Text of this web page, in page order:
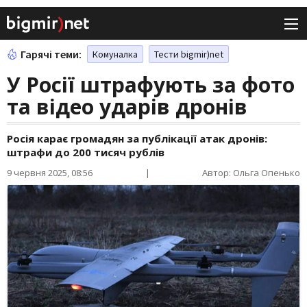
Гарячі теми: Комуналка Тести bigmir)net
У Росії штрафують за фото
та відео ударів дронів
Росія карає громадян за публікації атак дронів:
штрафи до 200 тисяч рублів
9 червня 2025, 08:56 | Автор: Ольга Опенько